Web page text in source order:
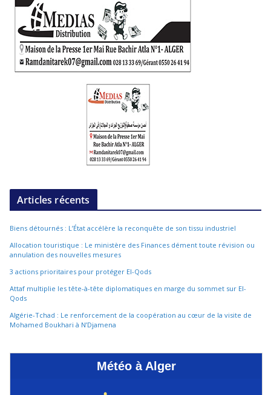
Articles récents
Biens détournés : L’État accélère la reconquête de son tissu industriel
Allocation touristique : Le ministère des Finances dément toute révision ou
annulation des nouvelles mesures
3 actions prioritaires pour protéger El-Qods
Attaf multiplie les tête-à-tête diplomatiques en marge du sommet sur El-
Qods
Algérie-Tchad : Le renforcement de la coopération au cœur de la visite de
Mohamed Boukhari à N’Djamena
Météo à Alger